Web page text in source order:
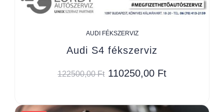
AUDI FÉKSZERVIZ
Audi S4 fékszerviz
122500,00Ft 110250,00 Ft